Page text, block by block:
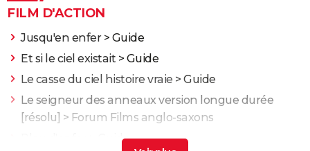
FILM D'ACTION
Jusqu'en enfer> Guide
Et si le ciel existait > Guide
Le casse du ciel histoire vraie > Guide
Le seigneur des anneaux version longue durée
[résolu] > Forum Films anglo-saxons
> Guide